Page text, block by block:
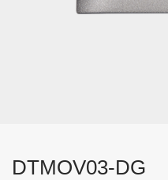
DTMOV03-DG